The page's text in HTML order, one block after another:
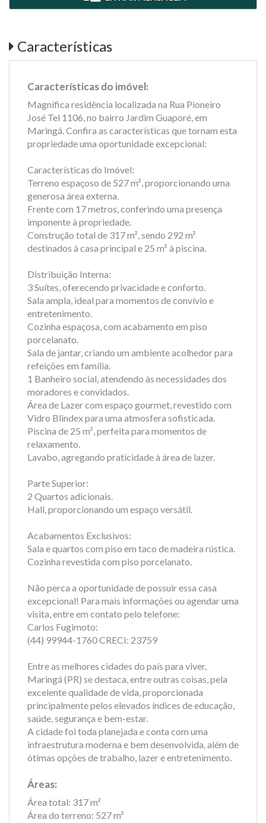
Características
Características do imóvel:
Magnífica residência localizada na Rua Pioneiro
José Tel 1106, no bairro Jardim Guaporé, em
Maringá. Confira as características que tornam esta
propriedade uma oportunidade excepcional:
Características do Imóvel:
Terreno espaçoso de 527 m², proporcionando uma
generosa área externa.
Frente com 17 metros, conferindo uma presença
imponente à propriedade.
Construção total de 317 m², sendo 292 m²
destinados à casa principal e 25 m² à piscina.
Distribuição Interna:
3 Suítes, oferecendo privacidade e conforto.
Sala ampla, ideal para momentos de convívio e
entretenimento.
Cozinha espaçosa, com acabamento em piso
porcelanato.
Sala de jantar, criando um ambiente acolhedor para
refeições em família.
1 Banheiro social, atendendo às necessidades dos
moradores e convidados.
Área de Lazer com espaço gourmet, revestido com
Vidro Blindex para uma atmosfera sofisticada.
Piscina de 25 m², perfeita para momentos de
relaxamento.
Lavabo, agregando praticidade à área de lazer.
Parte Superior:
2 Quartos adicionais.
Hall, proporcionando um espaço versátil.
Acabamentos Exclusivos:
Sala e quartos com piso em taco de madeira rústica.
Cozinha revestida com piso porcelanato.
Não perca a oportunidade de possuir essa casa
excepcional! Para mais informações ou agendar uma
visita, entre em contato pelo telefone:
Carlos Fugimoto:
(44) 99944-1760 CRECI: 23759
Entre as melhores cidades do país para viver,
Maringá (PR) se destaca, entre outras coisas, pela
excelente qualidade de vida, proporcionada
principalmente pelos elevados índices de educação,
saúde, segurança e bem-estar.
A cidade foi toda planejada e conta com uma
infraestrutura moderna e bem desenvolvida, além de
ótimas opções de trabalho, lazer e entretenimento.
Áreas:
Área total: 317 m²
Área do terreno: 527 m²